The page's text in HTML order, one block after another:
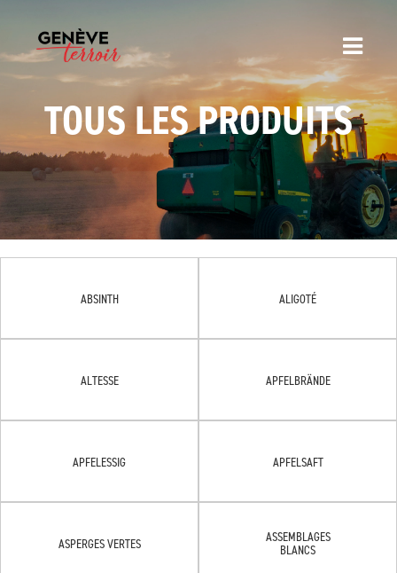
TOUS LES PRODUITS
ABSINTH ALIGOTÉ
ALTESSE APFELBRÄNDE
APFELESSIG APFELSAFT
ASPERGES VERTES
ASSEMBLAGES
BLANCS